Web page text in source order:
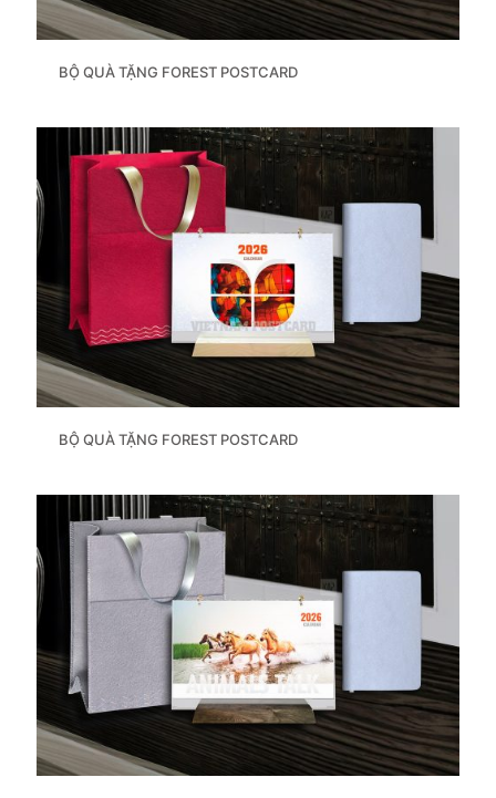
BỘ QUÀ TẶNG FOREST POSTCARD
BỘ QUÀ TẶNG FOREST POSTCARD